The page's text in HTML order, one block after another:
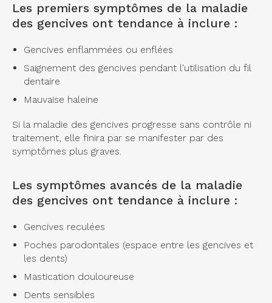
Les premiers symptômes de la maladie
des gencives ont tendance à inclure :
Gencives enflammées ou enflées
Saignement des gencives pendant l'utilisation du fil
dentaire
Mauvaise haleine
Si la maladie des gencives progresse sans contrôle ni
traitement, elle finira par se manifester par des
symptômes plus graves.
Les symptômes avancés de la maladie
des gencives ont tendance à inclure :
Gencives reculées
Poches parodontales (espace entre les gencives et
les dents)
Mastication douloureuse
Dents sensibles